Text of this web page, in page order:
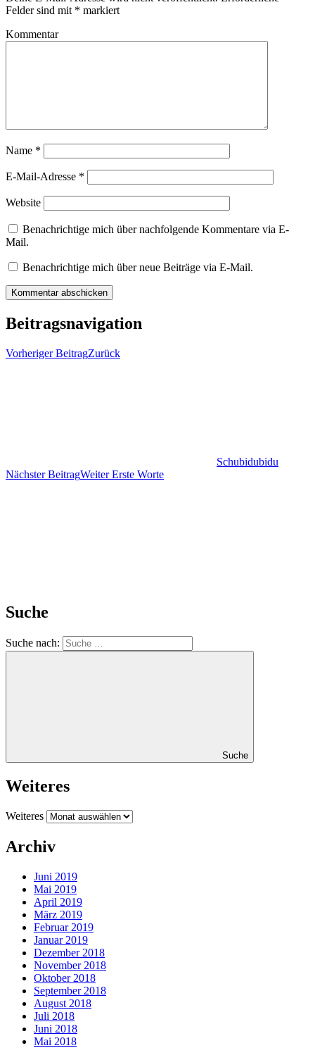
Felder sind mit * markiert
Kommentar
Name *
E-Mail-Adresse *
Website
Benachrichtige mich über nachfolgende Kommentare via E-
Mail.
Benachrichtige mich über neue Beiträge via E-Mail.
Beitragsnavigation
Vorheriger BeitragZurück
Schubidubidu
Nächster BeitragWeiter Erste Worte
Suche
Suche nach:
Suche
Weiteres
Weiteres
Archiv
Juni 2019
Mai 2019
April 2019
März 2019
Februar 2019
Januar 2019
Dezember 2018
November 2018
Oktober 2018
September 2018
August 2018
Juli 2018
Juni 2018
Mai 2018